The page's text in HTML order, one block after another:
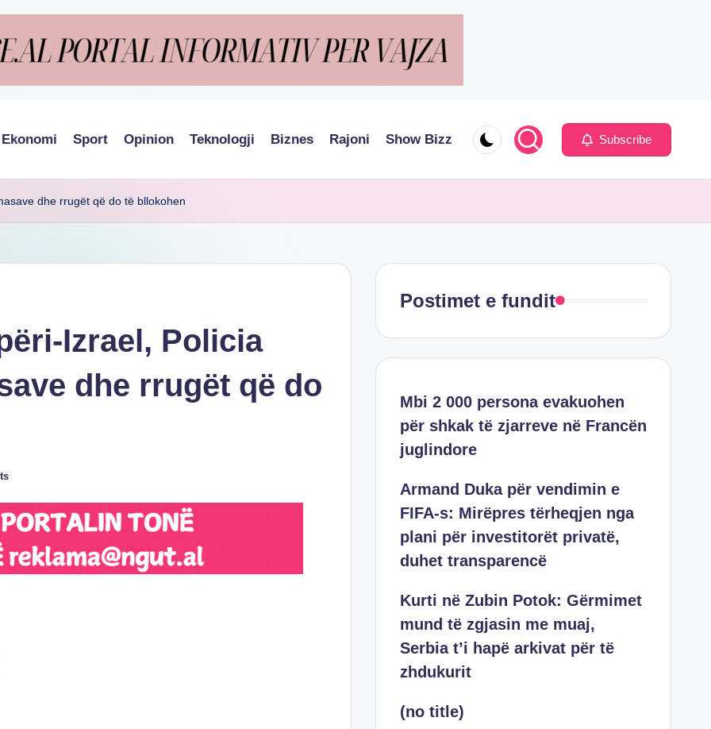
Ekonomi Sport Opinion Teknologji Biznes Rajoni Show Bizz Subscribe
dhe rrugët që do të bllokohen
Izrael, Policia
dhe rrugët që do
Postimet e fundit
Mbi 2 000 persona evakuohen
për shkak të zjarreve në Francën
juglindore
Armand Duka për vendimin e
FIFA-s: Mirëpres tërheqjen nga
plani për investitorët privatë,
duhet transparencë
Kurti në Zubin Potok: Gërmimet
mund të zgjasin me muaj,
Serbia t’i hapë arkivat për të
zhdukurit
(no title)